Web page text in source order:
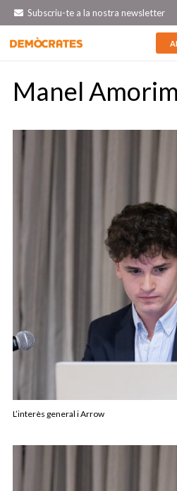
Subscriu-te a la nostra newsletter
Manel Amorim
L’interès general i Arrow